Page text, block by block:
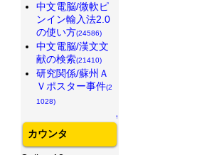
中文電脳/微軟ピ
ンイン輸入法2.0
の使い方(24586)
中文電脳/漢文文
献の検索(21410)
研究関係/蘇州Ａ
Ｖポスター事件(2
1028)
↑
カウンタ